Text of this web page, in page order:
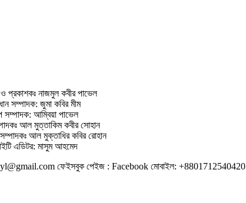
প্রকাশকঃ নাজমুল কবীর পাভেল
সম্পাদক: জুমা কবির মীম
সম্পাদক: আম্বিয়া পাভেল
আল মুত্তাকিম কবীর সোহান
আল মুক্তাধির কবির রোহান
এডিটর: মাসুম আহমেদ
ফেইসবুক পেইজ : Facebook মোবাইল: +8801712540420